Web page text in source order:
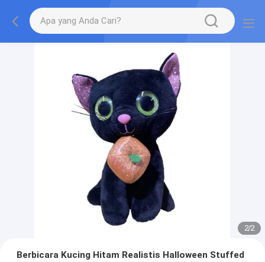
2/2
Berbicara Kucing Hitam Realistis Halloween Stuffed